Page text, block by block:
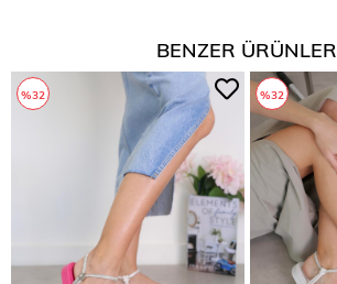
BENZER ÜRÜNLER
%32 %32